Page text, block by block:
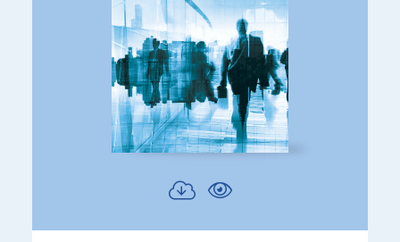
Publikation
Publikation